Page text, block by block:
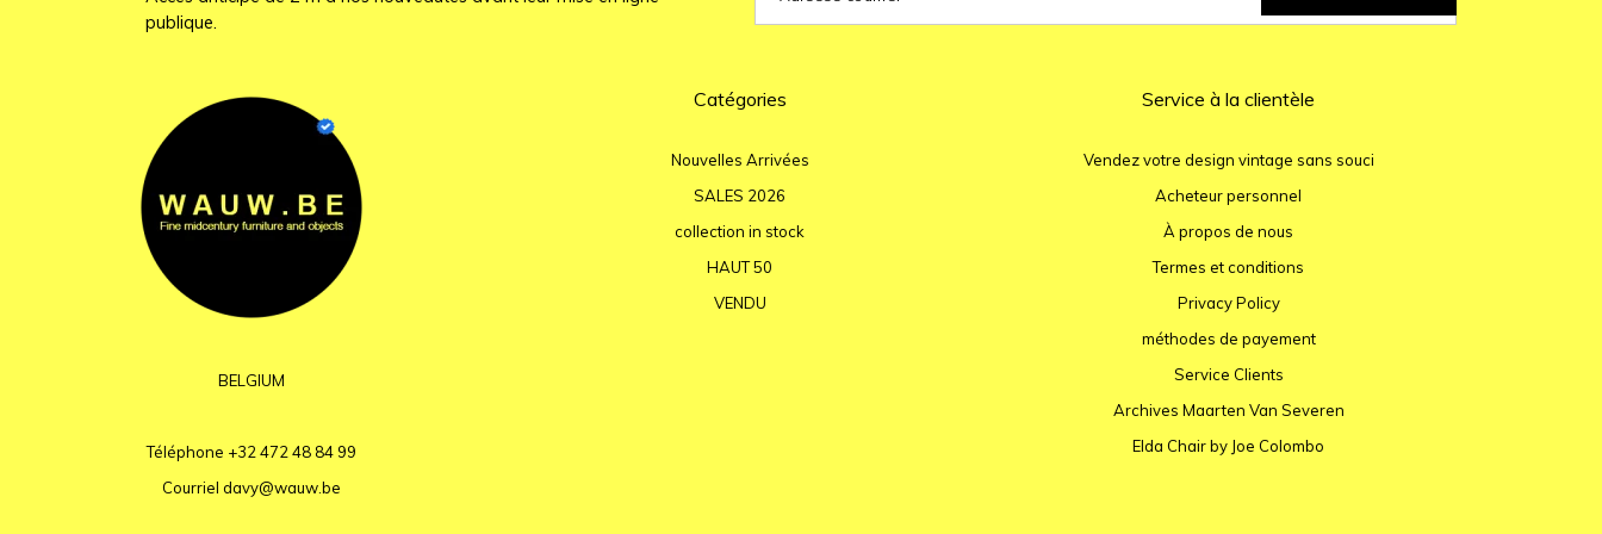
publique.
BELGIUM
Téléphone +32 472 48 84 99
Courriel davy@wauw.be
Catégories
Nouvelles Arrivées
SALES 2026
collection in stock
HAUT 50
VENDU
Service à la clientèle
Vendez votre design vintage sans souci
Acheteur personnel
À propos de nous
Termes et conditions
Privacy Policy
méthodes de payement
Service Clients
Archives Maarten Van Severen
Elda Chair by Joe Colombo